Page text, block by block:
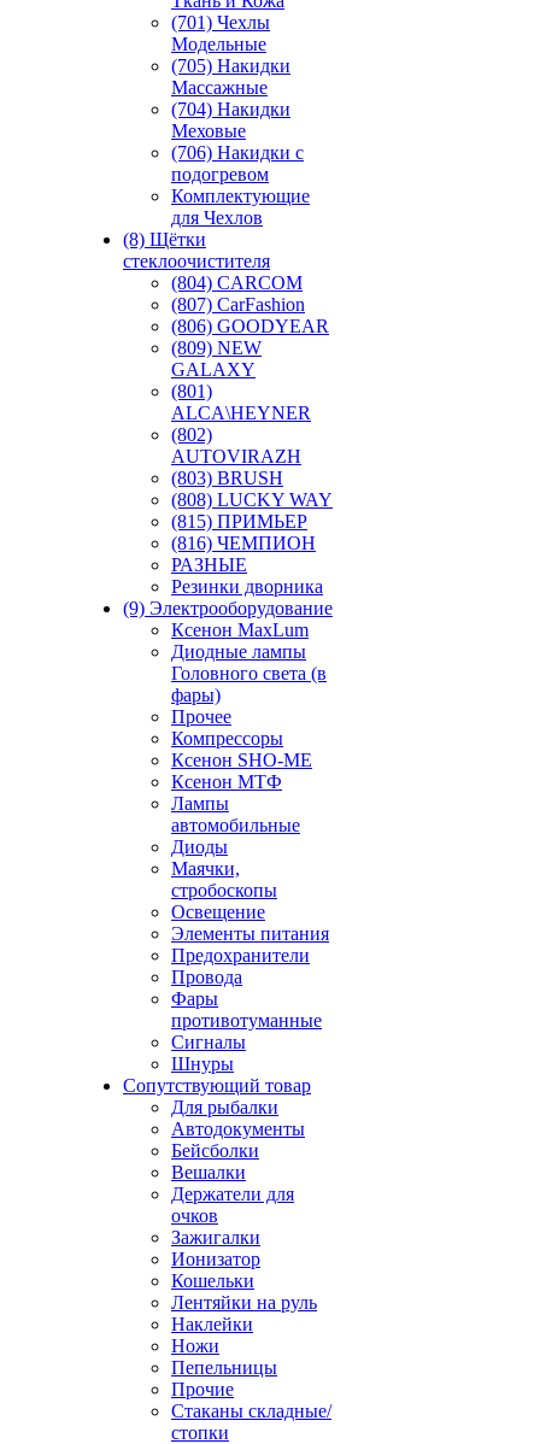
(701) Чехлы
Модельные
(705) Накидки
Массажные
(704) Накидки
Меховые
(706) Накидки с
подогревом
Комплектующие
для Чехлов
(8) Щётки
стеклоочистителя
(804) CARCOM
(807) CarFashion
(806) GOODYEAR
(809) NEW
GALAXY
(801)
ALCA\HEYNER
(802)
AUTOVIRAZH
(803) BRUSH
(808) LUCKY WAY
(815) ПРИМЬЕР
(816) ЧЕМПИОН
РАЗНЫЕ
Резинки дворника
(9) Электрооборудование
Ксенон MaxLum
Диодные лампы
Головного света (в
фары)
Прочее
Компрессоры
Ксенон SHO-ME
Ксенон МТФ
Лампы
автомобильные
Диоды
Маячки,
стробоскопы
Освещение
Элементы питания
Предохранители
Провода
Фары
противотуманные
Сигналы
Шнуры
Сопутствующий товар
Для рыбалки
Автодокументы
Бейсболки
Вешалки
Держатели для
очков
Зажигалки
Ионизатор
Кошельки
Лентяйки на руль
Наклейки
Ножи
Пепельницы
Прочие
Стаканы складные/
стопки